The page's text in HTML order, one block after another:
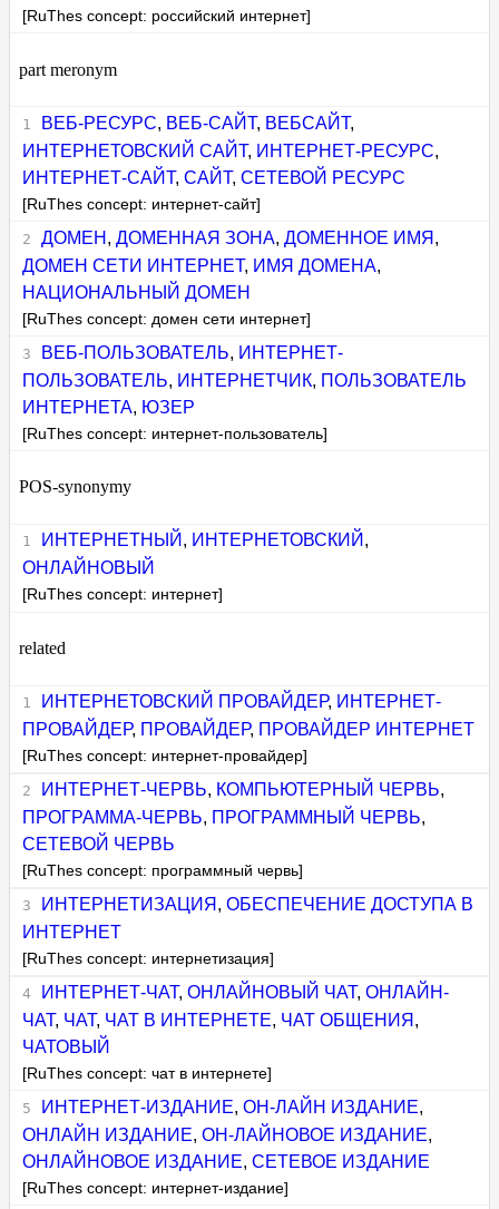
[RuThes concept: российский интернет]
part meronym
ВЕБ-РЕСУРС, ВЕБ-САЙТ, ВЕБСАЙТ,
ИНТЕРНЕТОВСКИЙ САЙТ, ИНТЕРНЕТ-РЕСУРС,
ИНТЕРНЕТ-САЙТ,САЙТ,СЕТЕВОЙ РЕСУРС
[RuThes concept: интернет-сайт]
ДОМЕН , ДОМЕННАЯ ЗОНА, ДОМЕННОЕ ИМЯ ,
ДОМЕН СЕТИ ИНТЕРНЕТ, ИМЯ ДОМЕНА,
НАЦИОНАЛЬНЫЙ ДОМЕН
[RuThes concept: домен сети интернет]
ВЕБ-ПОЛЬЗОВАТЕЛЬ, ИНТЕРНЕТ-
ПОЛЬЗОВАТЕЛЬ, ИНТЕРНЕТЧИК, ПОЛЬЗОВАТЕЛЬ
ИНТЕРНЕТА, ЮЗЕР
[RuThes concept: интернет-пользователь]
POS-synonymy
ИНТЕРНЕТНЫЙ , ИНТЕРНЕТОВСКИЙ ,
ОНЛАЙНОВЫЙ
[RuThes concept: интернет]
related
ИНТЕРНЕТОВСКИЙ ПРОВАЙДЕР, ИНТЕРНЕТ-
ПРОВАЙДЕР, ПРОВАЙДЕР, ПРОВАЙДЕР ИНТЕРНЕТ
[RuThes concept: интернет-провайдер]
ИНТЕРНЕТ-ЧЕРВЬ, КОМПЬЮТЕРНЫЙ ЧЕРВЬ,
ПРОГРАММА-ЧЕРВЬ, ПРОГРАММНЫЙ ЧЕРВЬ,
СЕТЕВОЙ ЧЕРВЬ
[RuThes concept: программный червь]
ИНТЕРНЕТИЗАЦИЯ , ОБЕСПЕЧЕНИЕ ДОСТУПА В
ИНТЕРНЕТ
[RuThes concept: интернетизация]
ИНТЕРНЕТ-ЧАТ, ОНЛАЙНОВЫЙ ЧАТ, ОНЛАЙН-
ЧАТ, ЧАТ, ЧАТ В ИНТЕРНЕТЕ, ЧАТ ОБЩЕНИЯ ,
ЧАТОВЫЙ
[RuThes concept: чат в интернете]
ИНТЕРНЕТ-ИЗДАНИЕ, ОН-ЛАЙН ИЗДАНИЕ,
ОНЛАЙН ИЗДАНИЕ,ОН-ЛАЙНОВОЕ ИЗДАНИЕ,
ОНЛАЙНОВОЕ ИЗДАНИЕ,СЕТЕВОЕ ИЗДАНИЕ
[RuThes concept: интернет-издание]